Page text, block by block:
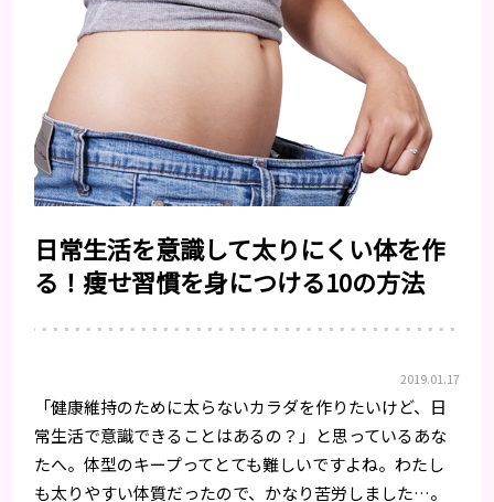
日常生活を意識して太りにくい体を作
る！痩せ習慣を身につける10の方法
2019.01.17
「健康維持のために太らないカラダを作りたいけど、日
常生活で意識できることはあるの？」と思っているあな
たへ。体型のキープってとても難しいですよね。わたし
も太りやすい体質だったので、かなり苦労しました…。